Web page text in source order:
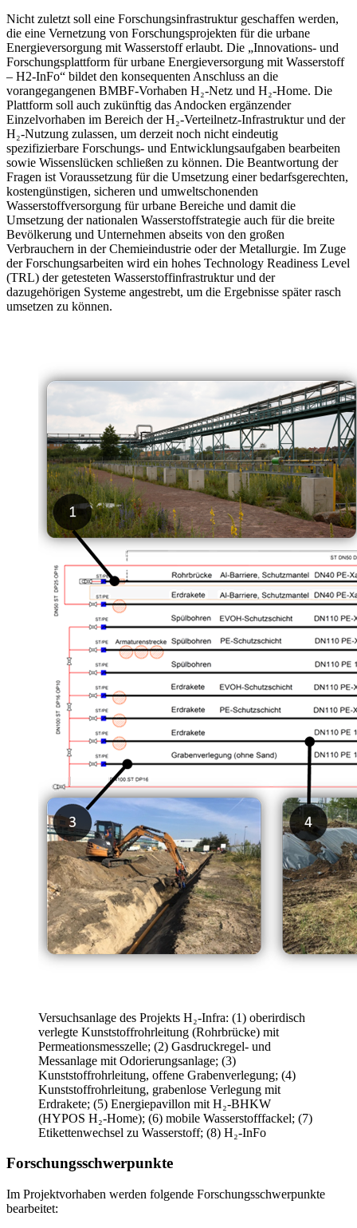
Nicht zuletzt soll eine Forschungsinfrastruktur geschaffen werden,
die eine Vernetzung von Forschungsprojekten für die urbane
Energieversorgung mit Wasserstoff erlaubt. Die „Innovations- und
Forschungsplattform für urbane Energieversorgung mit Wasserstoff
– H2-InFo“ bildet den konsequenten Anschluss an die
vorangegangenen BMBF-Vorhaben H₂-Netz und H₂-Home. Die
Plattform soll auch zukünftig das Andocken ergänzender
Einzelvorhaben im Bereich der H₂-Verteilnetz-Infrastruktur und der
H₂-Nutzung zulassen, um derzeit noch nicht eindeutig
spezifizierbare Forschungs- und Entwicklungsaufgaben bearbeiten
sowie Wissenslücken schließen zu können. Die Beantwortung der
Fragen ist Voraussetzung für die Umsetzung einer bedarfsgerechten,
kostengünstigen, sicheren und umweltschonenden
Wasserstoffversorgung für urbane Bereiche und damit die
Umsetzung der nationalen Wasserstoffstrategie auch für die breite
Bevölkerung und Unternehmen abseits von den großen
Verbrauchern in der Chemieindustrie oder der Metallurgie. Im Zuge
der Forschungsarbeiten wird ein hohes Technology Readiness Level
(TRL) der getesteten Wasserstoffinfrastruktur und der
dazugehörigen Systeme angestrebt, um die Ergebnisse später rasch
umsetzen zu können.
Versuchsanlage des Projekts H₂-Infra: (1) oberirdisch
verlegte Kunststoffrohrleitung (Rohrbrücke) mit
Permeationsmesszelle; (2) Gasdruckregel- und
Messanlage mit Odorierungsanlage; (3)
Kunststoffrohrleitung, offene Grabenverlegung; (4)
Kunststoffrohrleitung, grabenlose Verlegung mit
Erdrakete; (5) Energiepavillon mit H₂-BHKW
(HYPOS H₂-Home); (6) mobile Wasserstofffackel; (7)
Etikettenwechsel zu Wasserstoff; (8) H₂-InFo
Forschungsschwerpunkte
Im Projektvorhaben werden folgende Forschungsschwerpunkte
bearbeitet: